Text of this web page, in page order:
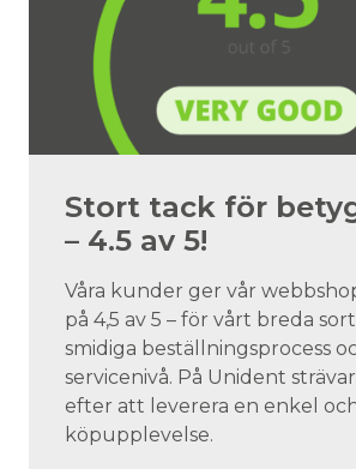
Stort tack för
– 4.5 av 5!
Våra kunder ger vår
på 4,5 av 5 – för vårt breda
smidiga beställningsprocess
servicenivå. På Unident
efter att leverera en enkel
köpupplevelse.